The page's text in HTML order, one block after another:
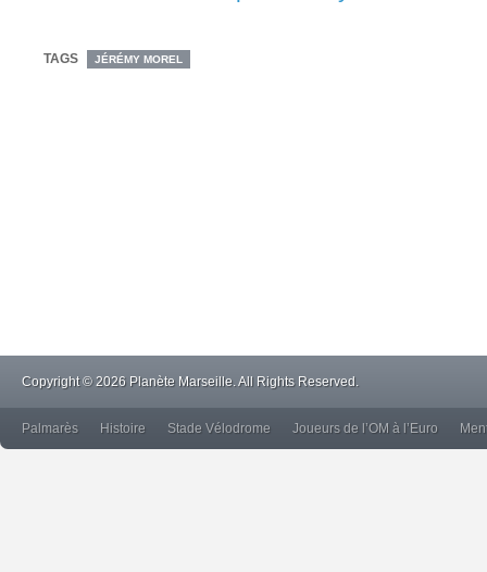
TAGS JÉRÉMY MOREL
Copyright © 2026 Planète Marseille. All Rights Reserved.
Palmarès Histoire Stade Vélodrome Joueurs de l’OM à l’Euro